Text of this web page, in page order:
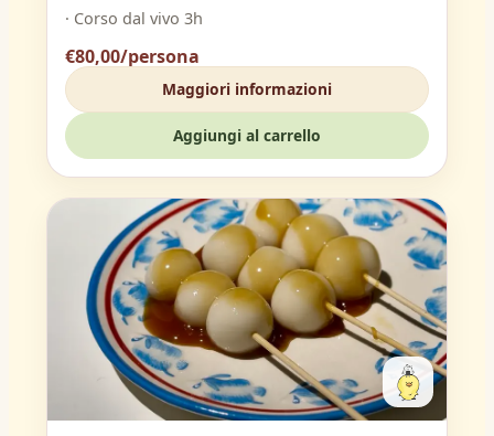
· Corso dal vivo 3h
€80,00/persona
Maggiori informazioni
Aggiungi al carrello